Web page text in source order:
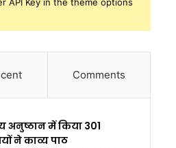
Comments
अनुष्ठान में किया 301
ने काव्य पाठ